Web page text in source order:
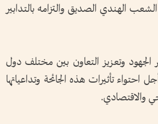
الهندي الصديق والتزامه بالتدابير
الجهود وتعزيز التعاون بين مختلف دول
احتواء تأثيرات هذه الجائحة وتداعياتها
والاقتصادي.